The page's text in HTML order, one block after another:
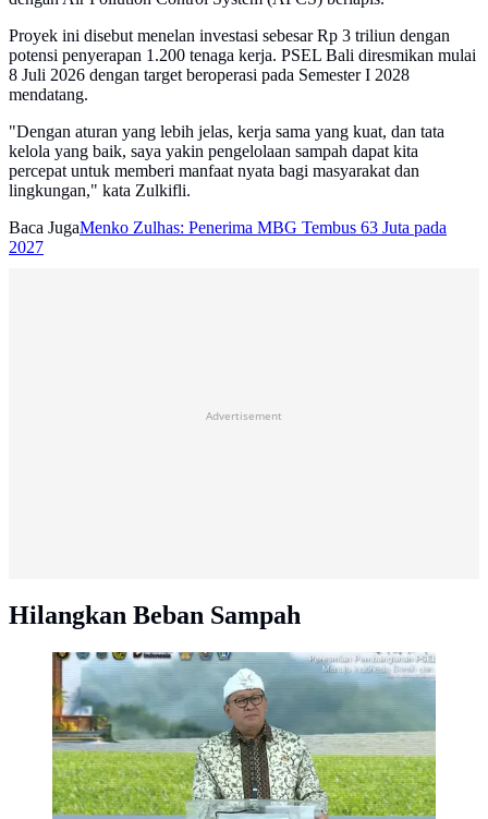
Proyek ini disebut menelan investasi sebesar Rp 3 triliun dengan
potensi penyerapan 1.200 tenaga kerja. PSEL Bali diresmikan mulai
8 Juli 2026 dengan target beroperasi pada Semester I 2028
mendatang.
"Dengan aturan yang lebih jelas, kerja sama yang kuat, dan tata
kelola yang baik, saya yakin pengelolaan sampah dapat kita
percepat untuk memberi manfaat nyata bagi masyarakat dan
lingkungan," kata Zulkifli.
Baca JugaMenko Zulhas: Penerima MBG Tembus 63 Juta pada
2027
Advertisement
Hilangkan Beban Sampah